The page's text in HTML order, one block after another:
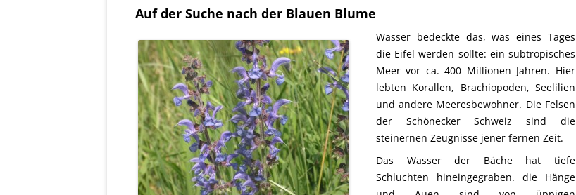
Auf der Suche nach der Blauen Blume
Wasser bedeckte das, was eines Tages
die Eifel werden sollte: ein subtropisches
Meer vor ca. 400 Millionen Jahren. Hier
lebten Korallen, Brachiopoden, Seelilien
und andere Meeresbewohner. Die Felsen
der Schönecker Schweiz sind die
steinernen Zeugnisse jener fernen Zeit.
Das Wasser der Bäche hat tiefe
Schluchten hineingegraben. die Hänge